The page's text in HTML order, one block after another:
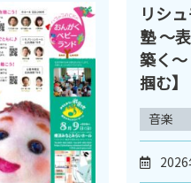
リシ
塾 ～
築く
掴む】
音楽
2026